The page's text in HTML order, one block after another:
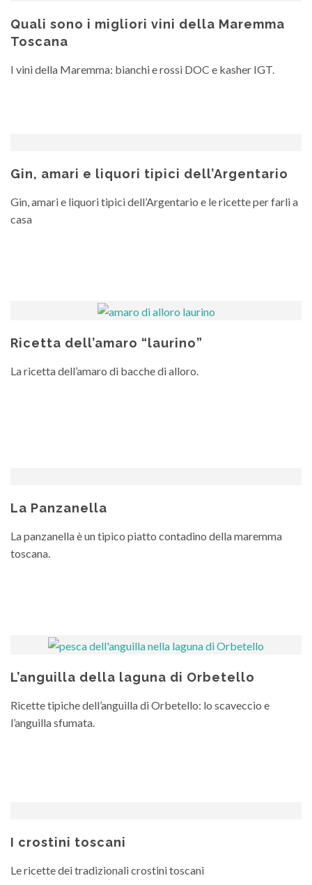
Quali sono i migliori vini della Maremma
Toscana
I vini della Maremma: bianchi e rossi DOC e kasher IGT.
Gin, amari e liquori tipici dell’Argentario
Gin, amari e liquori tipici dell’Argentario e le ricette per farli a
casa
Ricetta dell’amaro “laurino”
La ricetta dell’amaro di bacche di alloro.
La Panzanella
La panzanella è un tipico piatto contadino della maremma
toscana.
L’anguilla della laguna di Orbetello
Ricette tipiche dell’anguilla di Orbetello: lo scaveccio e
l’anguilla sfumata.
I crostini toscani
Le ricette dei tradizionali crostini toscani